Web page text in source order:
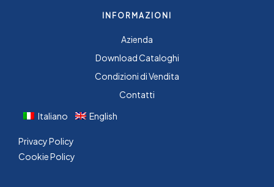
INFORMAZIONI
Azienda
Download Cataloghi
Condizioni di Vendita
Contatti
Italiano
English
Privacy Policy
Cookie Policy